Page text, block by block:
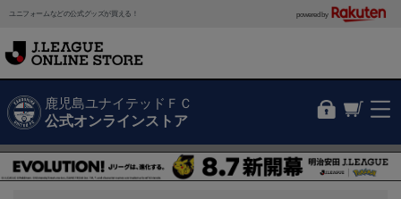
ユニフォームなどの公式グッズが買える！ powered by
鹿児島ユナイテッドＦＣ
公式オンラインストア